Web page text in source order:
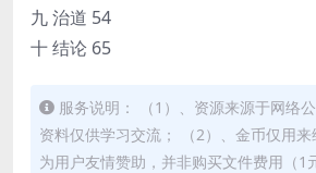
九 治道 54
十 结论 65
服务说明： （1）、资源来源于网络
资料仅供学习交流； （2）、金币仅用
为用户友情赞助，并非购买文件费用（1